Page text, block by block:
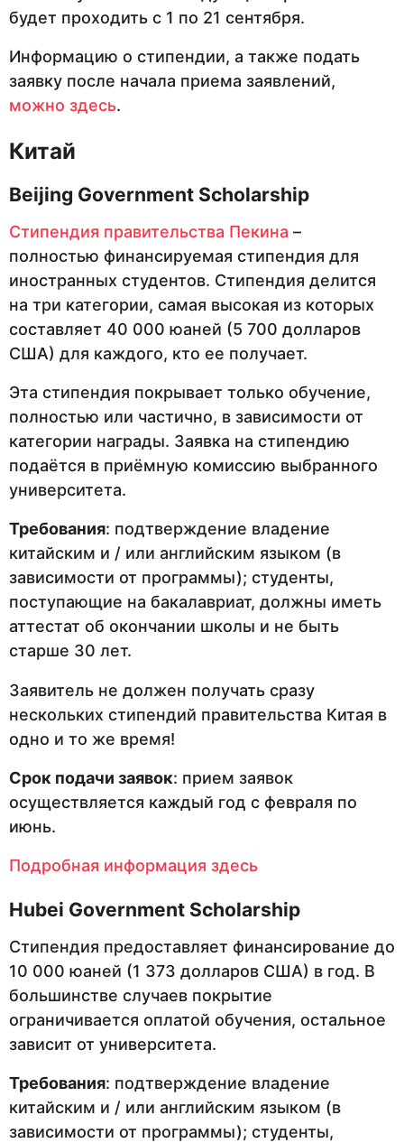
будет проходить с 1 по 21 сентября.
Информацию о стипендии, а также подать
заявку после начала приема заявлений,
можно здесь.
Китай
Beijing Government Scholarship
Стипендия правительства Пекина –
полностью финансируемая стипендия для
иностранных студентов. Стипендия делится
на три категории, самая высокая из которых
составляет 40 000 юаней (5 700 долларов
США) для каждого, кто ее получает.
Эта стипендия покрывает только обучение,
полностью или частично, в зависимости от
категории награды. Заявка на стипендию
подаётся в приёмную комиссию выбранного
университета.
Требования: подтверждение владение
китайским и / или английским языком (в
зависимости от программы); студенты,
поступающие на бакалавриат, должны иметь
аттестат об окончании школы и не быть
старше 30 лет.
Заявитель не должен получать сразу
нескольких стипендий правительства Китая в
одно и то же время!
Срок подачи заявок: прием заявок
осуществляется каждый год с февраля по
июнь.
Подробная информация здесь
Hubei Government Scholarship
Стипендия предоставляет финансирование до
10 000 юаней (1 373 долларов США) в год. В
большинстве случаев покрытие
ограничивается оплатой обучения, остальное
зависит от университета.
Требования: подтверждение владение
китайским и / или английским языком (в
зависимости от программы); студенты,